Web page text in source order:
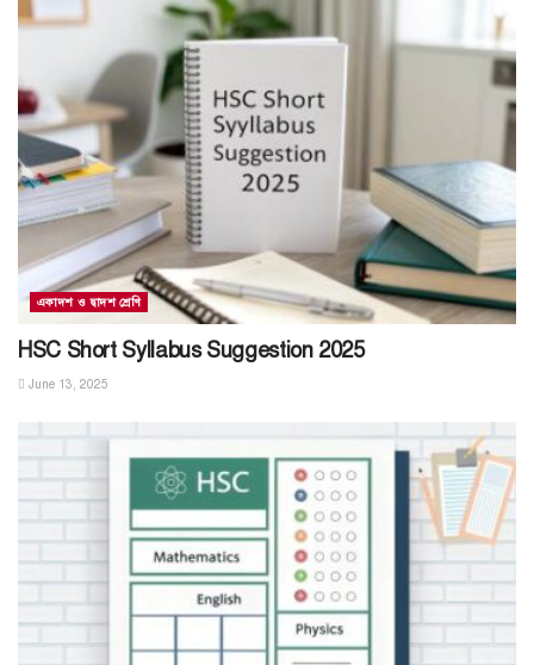
একাদশ ও দ্বাদশ শ্রেণি
HSC Short Syllabus Suggestion 2025
June 13, 2025